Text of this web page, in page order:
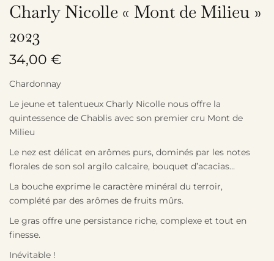
Charly Nicolle « Mont de Milieu »
2023
34,00€
Chardonnay
Le jeune et talentueux Charly Nicolle nous offre la
quintessence de Chablis avec son premier cru Mont de
Milieu
Le nez est délicat en arômes purs, dominés par les notes
florales de son sol argilo calcaire, bouquet d’acacias…
La bouche exprime le caractère minéral du terroir,
complété par des arômes de fruits mûrs.
Le gras offre une persistance riche, complexe et tout en
finesse.
Inévitable !